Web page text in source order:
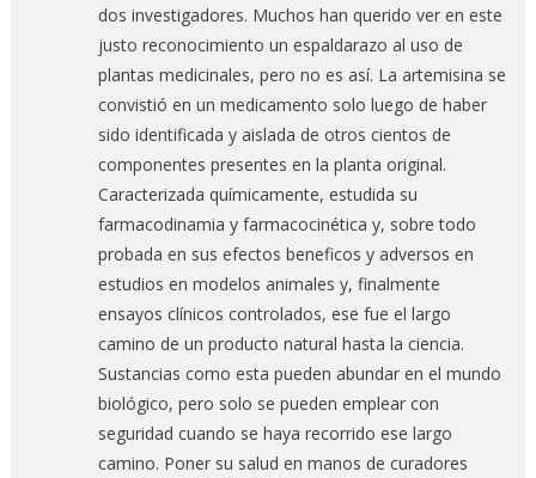
dos investigadores. Muchos han querido ver en este
justo reconocimiento un espaldarazo al uso de
plantas medicinales, pero no es así. La artemisina se
convistió en un medicamento solo luego de haber
sido identificada y aislada de otros cientos de
componentes presentes en la planta original.
Caracterizada químicamente, estudida su
farmacodinamia y farmacocinética y, sobre todo
probada en sus efectos beneficos y adversos en
estudios en modelos animales y, finalmente
ensayos clínicos controlados, ese fue el largo
camino de un producto natural hasta la ciencia.
Sustancias como esta pueden abundar en el mundo
biológico, pero solo se pueden emplear con
seguridad cuando se haya recorrido ese largo
camino. Poner su salud en manos de curadores